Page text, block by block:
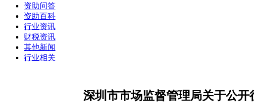
资助问答
资助百科
行业资讯
财税资讯
其他新闻
行业相关
深圳市市场监督管理局关于公